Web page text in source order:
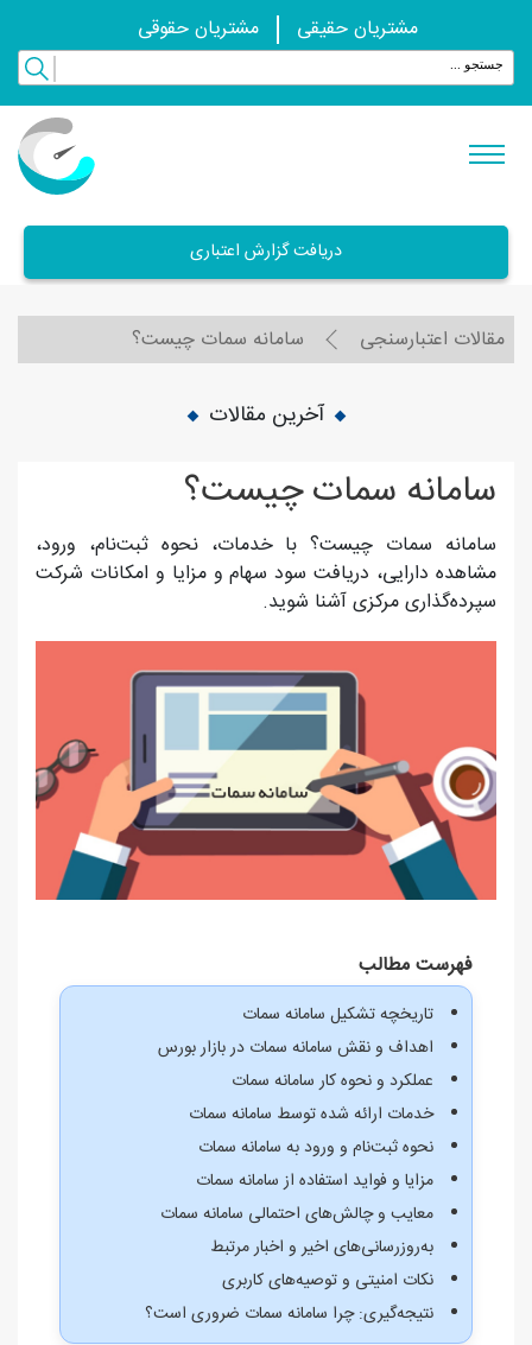
مشتریان حقیقی مشتریان حقوقی
دریافت گزارش اعتباری
مقالات اعتبارسنجی سامانه سمات چیست؟
آخرین مقالات
سامانه سمات چیست؟
سامانه سمات چیست؟ با خدمات، نحوه ثبت‌نام، ورود،
مشاهده دارایی، دریافت سود سهام و مزایا و امکانات شرکت
سپرده‌گذاری مرکزی آشنا شوید.
فهرست مطالب
تاریخچه تشکیل سامانه سمات
اهداف و نقش سامانه سمات در بازار بورس
عملکرد و نحوه کار سامانه سمات
خدمات ارائه‌ شده توسط سامانه سمات
نحوه ثبت‌نام و ورود به سامانه سمات
مزایا و فواید استفاده از سامانه سمات
معایب و چالش‌های احتمالی سامانه سمات
به‌روزرسانی‌های اخیر و اخبار مرتبط
نکات امنیتی و توصیه‌های کاربری
نتیجه‌گیری: چرا سامانه سمات ضروری است؟